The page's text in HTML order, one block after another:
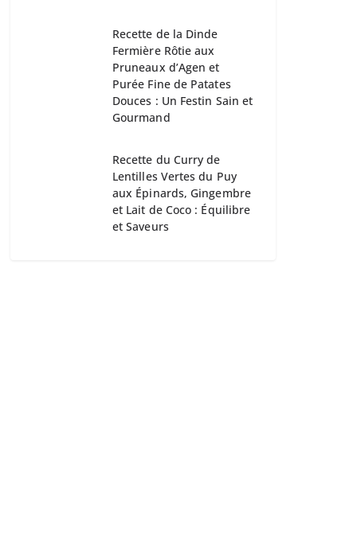
Recette de la Dinde
Fermière Rôtie aux
Pruneaux d’Agen et
Purée Fine de Patates
Douces : Un Festin Sain et
Gourmand
Recette du Curry de
Lentilles Vertes du Puy
aux Épinards, Gingembre
et Lait de Coco : Équilibre
et Saveurs